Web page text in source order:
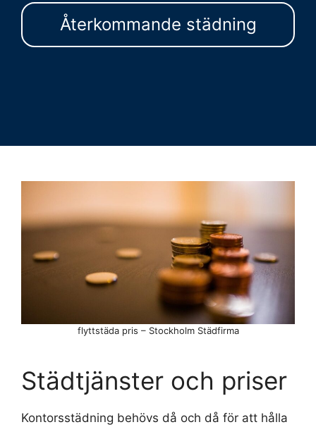
Återkommande städning
flyttstäda pris – Stockholm Städfirma
Städtjänster och priser
Kontorsstädning behövs då och då för att hålla